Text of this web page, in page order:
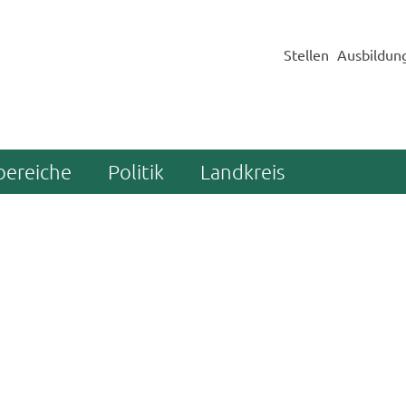
Stellen
Politik Landkreis